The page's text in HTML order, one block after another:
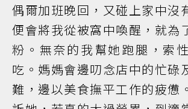
偶爾加班晚回，又碰上家中沒
便會將我從被窩中喚醒，就為
粉。無奈的我幫她跑腿，索
吃。媽媽會邊叨念店中的忙碌
難，邊以美食撫平工作的疲憊